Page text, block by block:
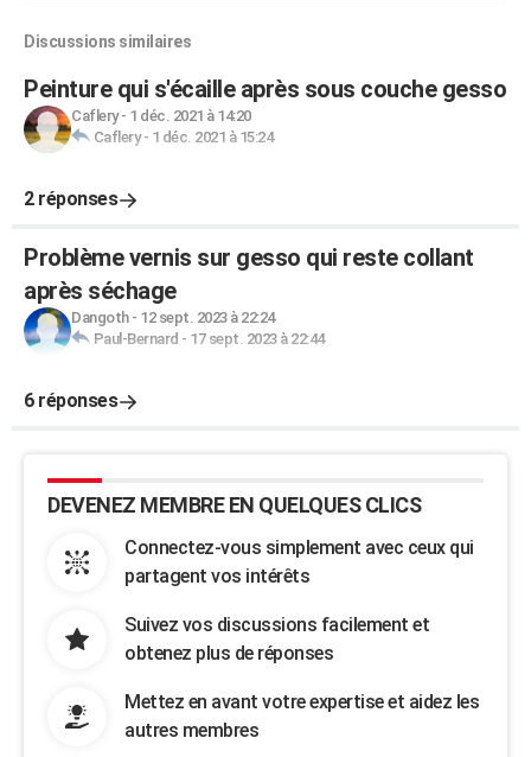
Discussions similaires
Peinture qui s'écaille après sous couche gesso
Caflery- 1 déc. 2021 à 14:20
Caflery- 1 déc. 2021 à 15:24
2 réponses
Problème vernis sur gesso qui reste collant
après séchage
Dangoth- 12 sept. 2023 à 22:24
Paul-Bernard - 17 sept. 2023 à 22:44
6 réponses
DEVENEZ MEMBRE EN QUELQUES CLICS
Connectez-vous simplement avec ceux qui
partagent vos intérêts
Suivez vos discussions facilement et
obtenez plus de réponses
Mettez en avant votre expertise et aidez les
autres membres